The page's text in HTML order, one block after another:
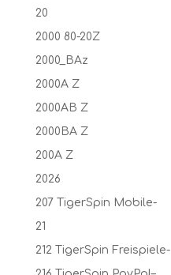
20
2000 80-20Z
2000_BAz
2000A Z
2000AB Z
2000BA Z
200A Z
2026
207 TigerSpin Mobile-
21
212 TigerSpin Freispiele-